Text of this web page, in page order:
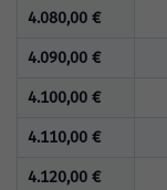
4.080,00 €
4.090,00 €
4.100,00 €
4.110,00 €
4.120,00 €